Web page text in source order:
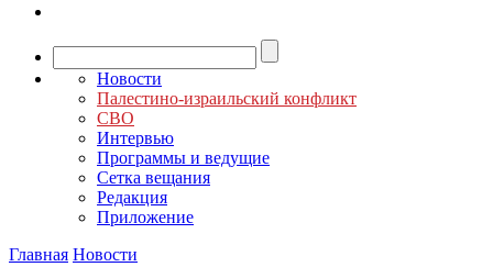
Новости
Палестино-израильский конфликт
СВО
Интервью
Программы и ведущие
Сетка вещания
Редакция
Приложение
Главная Новости